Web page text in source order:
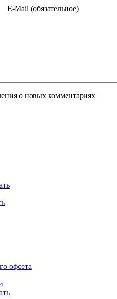
E-Mail (обязательное)
о новых комментариях
офсета